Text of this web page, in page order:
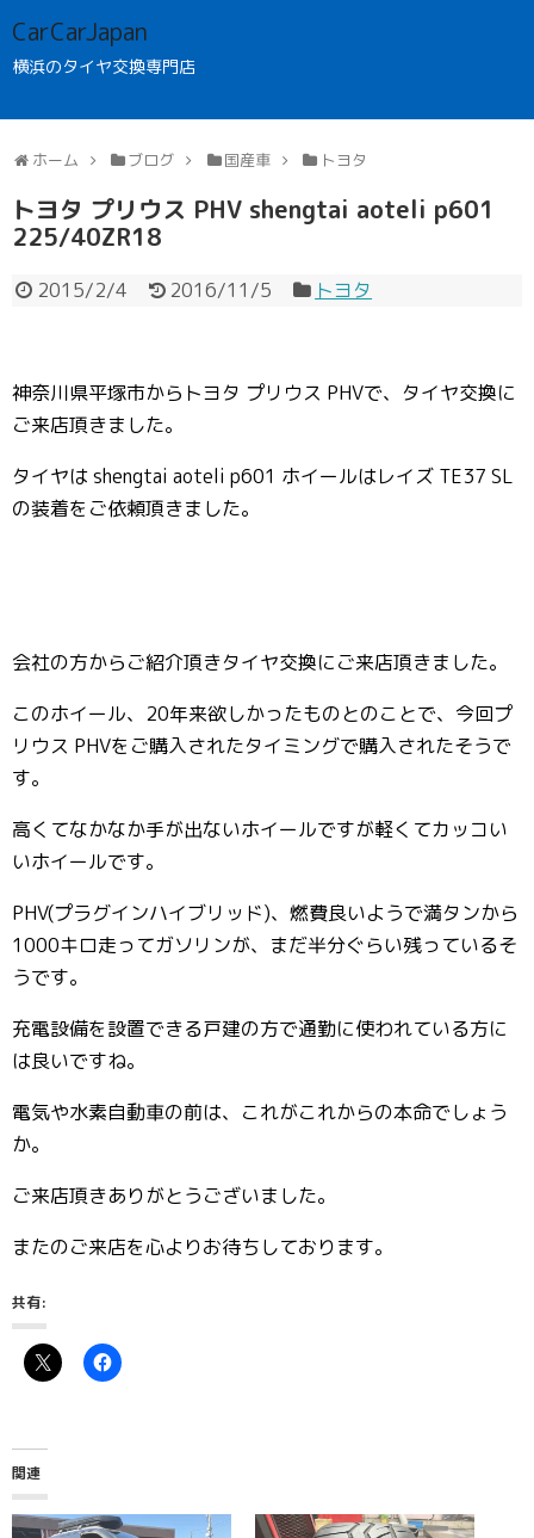
CarCarJapan
横浜のタイヤ交換専門店
ホーム ブログ 国産車 トヨタ
トヨタ プリウス PHV shengtai aoteli p601
225/40ZR18
2015/2/4 2016/11/5 トヨタ
神奈川県平塚市からトヨタ プリウス PHVで、タイヤ交換に
ご来店頂きました。
タイヤは shengtai aoteli p601 ホイールはレイズ TE37 SL
の装着をご依頼頂きました。
会社の方からご紹介頂きタイヤ交換にご来店頂きました。
このホイール、20年来欲しかったものとのことで、今回プ
リウス PHVをご購入されたタイミングで購入されたそうで
す。
高くてなかなか手が出ないホイールですが軽くてカッコい
いホイールです。
PHV(プラグインハイブリッド)、燃費良いようで満タンから
1000キロ走ってガソリンが、まだ半分ぐらい残っているそ
うです。
充電設備を設置できる戸建の方で通勤に使われている方に
は良いですね。
電気や水素自動車の前は、これがこれからの本命でしょう
か。
ご来店頂きありがとうございました。
またのご来店を心よりお待ちしております。
共有:
関連